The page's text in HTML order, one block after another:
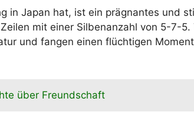
in Japan hat, ist ein prägnantes und
mit einer Silbenanzahl von 5-7-
und fangen einen flüchtigen
über Freundschaft